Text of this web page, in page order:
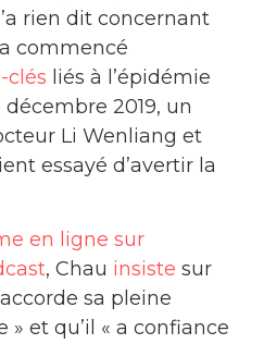
rien dit concernant
commencé
clés liés à l’épidémie
2019, un
Li Wenliang et
essayé d’avertir la
en ligne sur
, Chau insiste sur
sa pleine
» et qu’il « a confiance